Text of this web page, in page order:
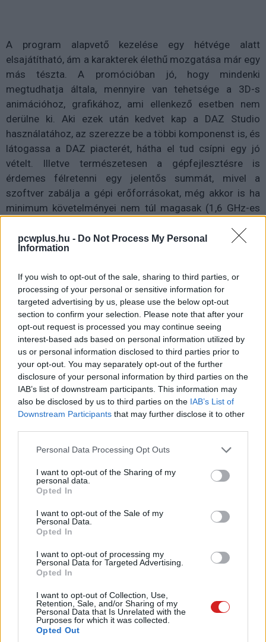
pcwplus.hu - Do Not Process My Personal
Information
If you wish to opt-out of the sale, sharing to third parties, or
processing of your personal or sensitive information for
targeted advertising by us, please use the below opt-out
section to confirm your selection. Please note that after your
opt-out request is processed you may continue seeing
interest-based ads based on personal information utilized by
us or personal information disclosed to third parties prior to
your opt-out. You may separately opt-out of the further
disclosure of your personal information by third parties on the
IAB’s list of downstream participants. This information may
also be disclosed by us to third parties on the IAB’s List of
Downstream Participants that may further disclose it to other
Please note that this website/app uses one or more Google
not limited to your visit or usage behaviour. You may click to
grant or deny consent to Google and its third-party tags to
use your data for below specified purposes in below Google
consent section.
Personal Data Processing Opt Outs
I want to opt-out of the Sharing of my
personal data.
Opted In
I want to opt-out of the Sale of my
Personal Data.
Opted In
I want to opt-out of processing my
Personal Data for Targeted Advertising.
Opted In
I want to opt-out of Collection, Use,
Retention, Sale, and/or Sharing of my
Personal Data that Is Unrelated with the
Purposes for which it was collected.
Opted Out
A program alapvető kezelése egy hétvége alatt
elsajátítható, ám a karakterek élethű mozgatása már egy
más tészta. A promócióban jó, hogy mindenki
megtudhatja általa, mennyire van tehetsége a 3D-s
animációhoz, grafikához, ami ellenkező esetben nem
derülne ki. Aki ezek után kedvet kap a DAZ Studio
használatához, az szerezze be a többi komponenst is, és
látogassa a DAZ piacterét, hátha el tud csípni egy jó
vételt. Illetve természetesen a gépfejlesztésre is
érdemes félretenni egy jelentős summát, mivel a
szoftver zabálja a gépi erőforrásokat, még akkor is ha
minimum követelményei nem túl magasak (1,6 GHz-es
videokártya), a renderelés során ugyanis még egy
erősebb PC is alaposan megszenved.
Adatok:
- Genesis-alapú 3D figura generálása
- Saját online piactér rengeteg plusz tartalommal
- ruhák, kiegészítők automatikus méretezése
- jelenetek, pózok, fények egyklikkes aktiválása
- többrétegű képszerkesztés (pl. tetoválások
elhelyezése)
- ZBrush (GoZ) és Photoshop (3D Bridge) csatlakozás
- FBX Exporter és Texture Atlas
- 3Delight progresszív renderelés
- OpenGL hardveres gyorsítás
- Ár: korlátozott ideig ingyenes
daz3d.com
balatoni kardioösvény (X)
4 és egy 8 km-es egészségügyi tanösvény nyílt
Balatonalmádiban.
#3d